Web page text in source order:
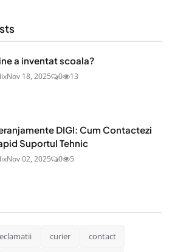
a inventat scoala?
Nov 18, 2025 0 13
DIGI: Cum Contactezi
Suportul Tehnic
Nov 02, 2025 0 5
curier contact